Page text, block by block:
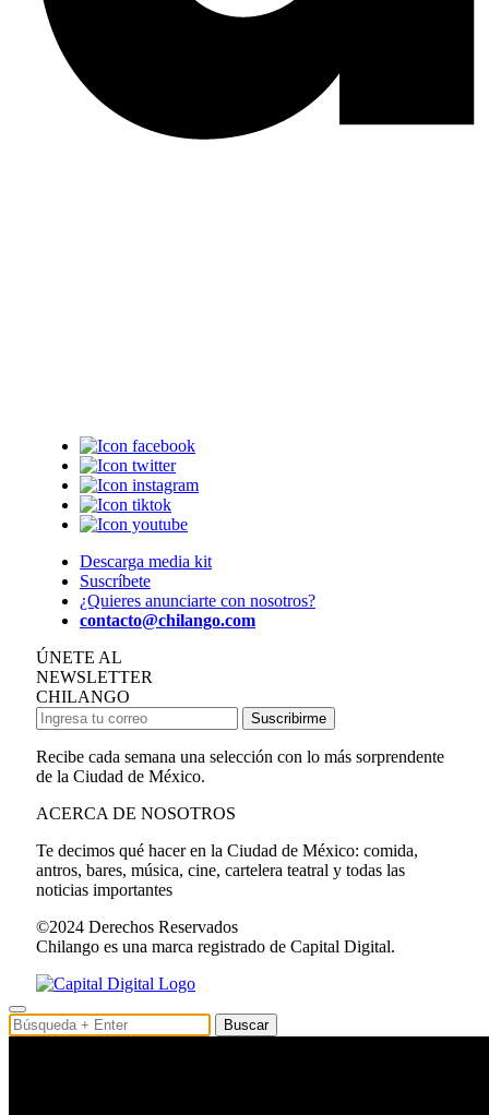
Descarga media kit
Suscríbete
¿Quieres anunciarte con nosotros?
contacto@chilango.com
ÚNETE AL
NEWSLETTER
CHILANGO
Suscribirme
Recibe cada semana una selección con lo más sorprendente
de la Ciudad de México.
ACERCA DE NOSOTROS
Te decimos qué hacer en la Ciudad de México: comida,
antros, bares, música, cine, cartelera teatral y todas las
noticias importantes
©2024 Derechos Reservados
Chilango es una marca registrado de Capital Digital.
Buscar